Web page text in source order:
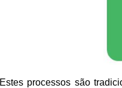
Estes processos são